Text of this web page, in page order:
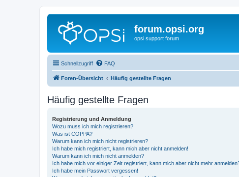
forum.opsi.org
opsi support forum
Schnellzugriff FAQ
Foren-Übersicht Häufig gestellte Fragen
Häufig gestellte Fragen
Registrierung und Anmeldung
Wozu muss ich mich registrieren?
Was ist COPPA?
Warum kann ich mich nicht registrieren?
Ich habe mich registriert, kann mich aber nicht anmelden!
Warum kann ich mich nicht anmelden?
Ich habe mich vor einiger Zeit registriert, kann mich aber nicht mehr
Ich habe mein Passwort vergessen!